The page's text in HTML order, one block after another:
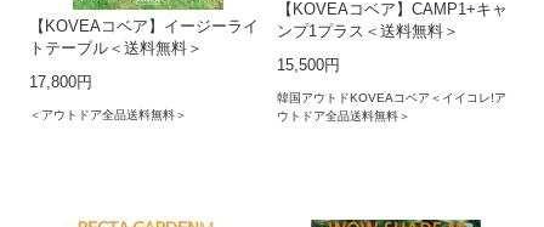
【KOVEAコベア】イージーライ
トテーブル＜送料無料＞
17,800円
＜アウトドア全品送料無料＞
【KOVEAコベア】CAMP1+キャ
ンプ1プラス＜送料無料＞
15,500円
韓国アウトドKOVEAコベア＜イイコレ!ア
ウトドア全品送料無料＞